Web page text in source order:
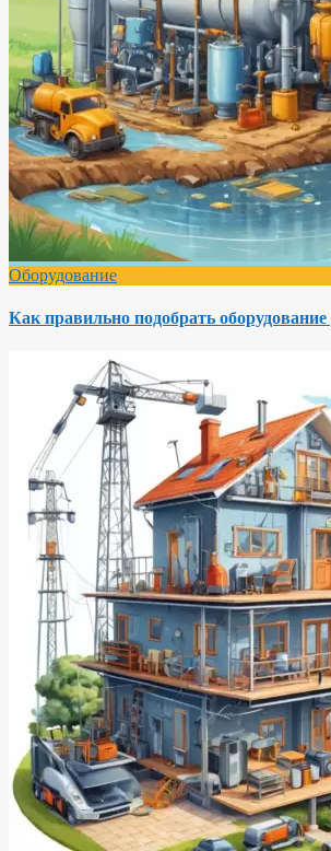
Оборудование
Как правильно подобрать